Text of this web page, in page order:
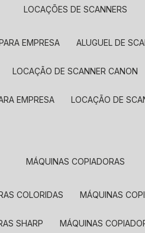
LOCAÇÕES DE SCANNERS
EMPRESA ALUGUEL DE
LOCAÇÃO DE SCANNER CANON
EMPRESA LOCAÇÃO DE
MÁQUINAS COPIADORAS
COLORIDAS MÁQUINAS
SHARP MÁQUINAS